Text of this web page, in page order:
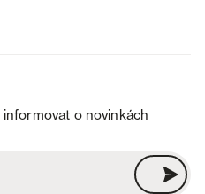
o novinkách